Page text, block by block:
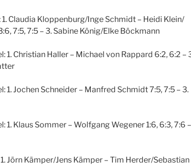
Claudia Kloppenburg/Inge Schmidt – Heidi Klein/
7:5, 7:5 – 3. Sabine König/Elke Böckmann
1. Christian Haller – Michael von Rappard 6:2, 6:2 –
1. Jochen Schneider – Manfred Schmidt 7:5, 7:5 – 3.
1. Klaus Sommer – Wolfgang Wegener 1:6, 6:3, 7:6
Jörn Kämper/Jens Kämper – Tim Herder/Sebastian